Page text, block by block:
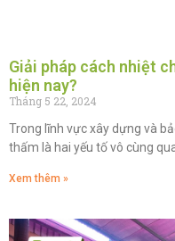
Giải pháp cách nhiệt
hiện nay?
Tháng 5 22, 2024
Trong lĩnh vực xây dựng và
thấm là hai yếu tố vô cùng
Xem thêm »